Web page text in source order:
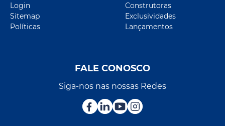
Login
Sitemap
Políticas
Construtoras
Exclusividades
Lançamentos
FALE CONOSCO
Siga-nos nas nossas Redes